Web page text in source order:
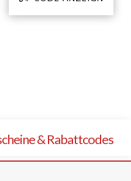
& Rabattcodes